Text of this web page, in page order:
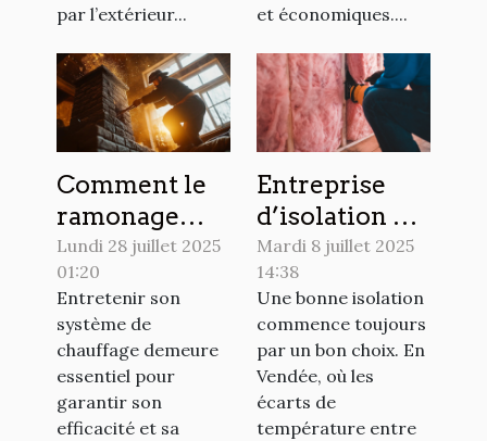
par l’extérieur...
et économiques....
Comment le
ramonage
régulier peut
prolonger la
durée de vie
de votre
système de
chauffage ?
Lundi 28 juillet 2025
01:20
Entretenir son
système de
chauffage demeure
essentiel pour
garantir son
efficacité et sa
Entreprise
d’isolation en
Vendée :
comment
choisir le bon
prestataire ?
Mardi 8 juillet 2025
14:38
Une bonne isolation
commence toujours
par un bon choix. En
Vendée, où les
écarts de
température entre